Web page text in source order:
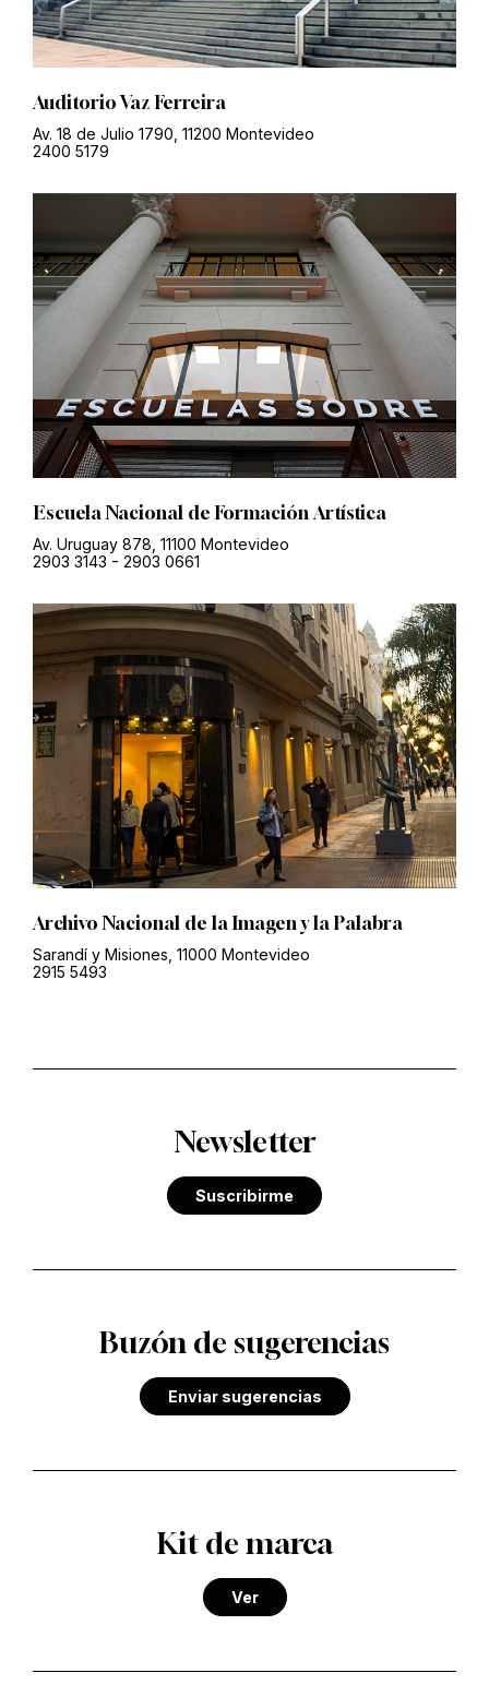
Auditorio Vaz Ferreira
Av. 18 de Julio 1790, 11200 Montevideo
2400 5179
Escuela Nacional de Formación Artística
Av. Uruguay 878, 11100 Montevideo
2903 3143 - 2903 0661
Archivo Nacional de la Imagen y la Palabra
Sarandí y Misiones, 11000 Montevideo
2915 5493
Newsletter
Suscribirme
Buzón de sugerencias
Enviar sugerencias
Kit de marca
Ver